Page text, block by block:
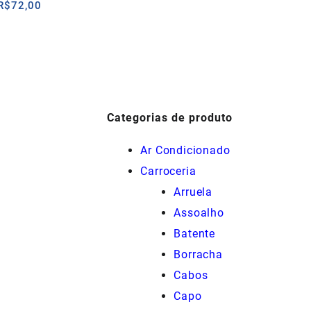
72,00
Categorias de produto
Ar Condicionado
Carroceria
Arruela
Assoalho
Batente
Borracha
Cabos
Capo